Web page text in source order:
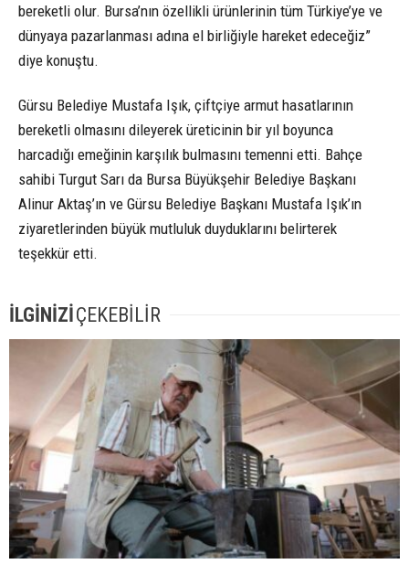
bereketli olur. Bursa’nın özellikli ürünlerinin tüm Türkiye’ye ve
dünyaya pazarlanması adına el birliğiyle hareket edeceğiz”
diye konuştu.
Gürsu Belediye Mustafa Işık, çiftçiye armut hasatlarının
bereketli olmasını dileyerek üreticinin bir yıl boyunca
harcadığı emeğinin karşılık bulmasını temenni etti. Bahçe
sahibi Turgut Sarı da Bursa Büyükşehir Belediye Başkanı
Alinur Aktaş’ın ve Gürsu Belediye Başkanı Mustafa Işık’ın
ziyaretlerinden büyük mutluluk duyduklarını belirterek
teşekkür etti.
İLGİNİZİÇEKEBİLİR